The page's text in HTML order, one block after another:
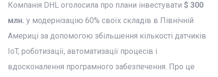
Компанія DHL оголосила про плани інвестувати $ 300
млн. у модернізацію 60% своїх складів в Північній
Америці за допомогою збільшення кількості датчиків
IoT, роботизації, автоматизації процесів і
вдосконалення програмного забезпечення. Про це